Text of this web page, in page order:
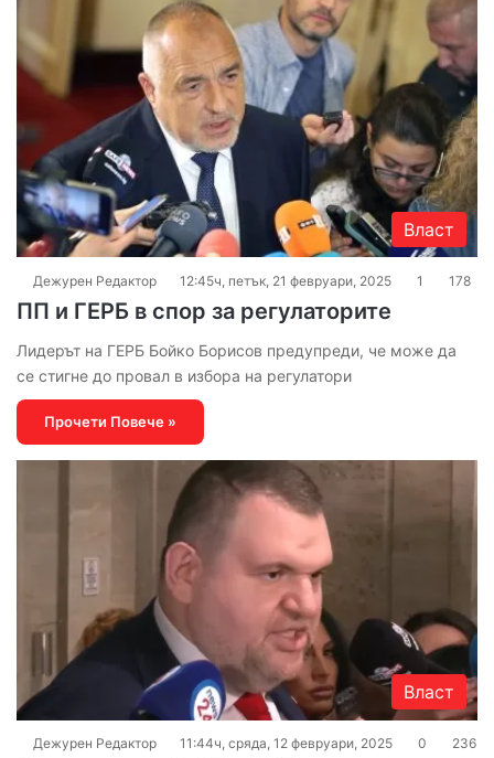
Власт
Дежурен Редактор 12:45ч, петък, 21 февруари, 2025 1 178
ПП и ГЕРБ в спор за регулаторите
Лидерът на ГЕРБ Бойко Борисов предупреди, че може да
се стигне до провал в избора на регулатори
Прочети Повече »
Власт
Дежурен Редактор 11:44ч, сряда, 12 февруари, 2025 0 236